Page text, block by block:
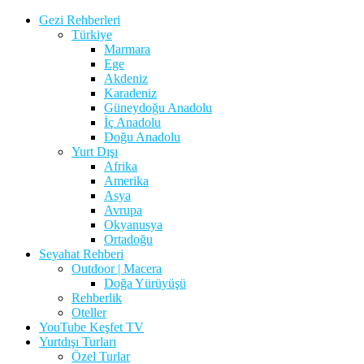
Gezi Rehberleri
Türkiye
Marmara
Ege
Akdeniz
Karadeniz
Güneydoğu Anadolu
İç Anadolu
Doğu Anadolu
Yurt Dışı
Afrika
Amerika
Asya
Avrupa
Okyanusya
Ortadoğu
Seyahat Rehberi
Outdoor | Macera
Doğa Yürüyüşü
Rehberlik
Oteller
YouTube Keşfet TV
Yurtdışı Turları
Özel Turlar